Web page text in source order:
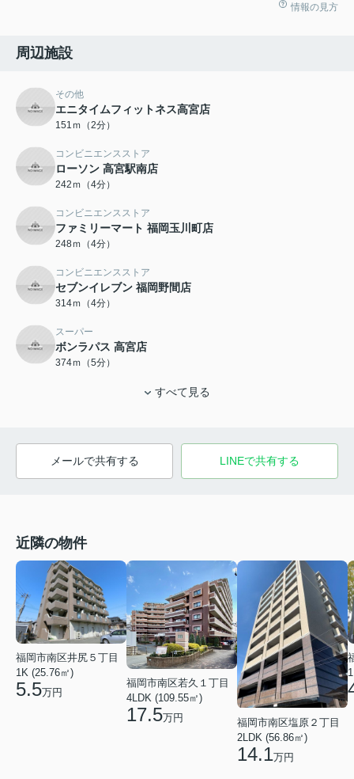
情報の見方
周辺施設
その他
エニタイムフィットネス高宮店
151ｍ（2分）
コンビニエンスストア
ローソン 高宮駅南店
242ｍ（4分）
コンビニエンスストア
ファミリーマート 福岡玉川町店
248ｍ（4分）
コンビニエンスストア
セブンイレブン 福岡野間店
314ｍ（4分）
スーパー
ボンラパス 高宮店
374ｍ（5分）
すべて見る
メールで共有する LINEで共有する
近隣の物件
福岡市南区井尻５丁目
1K (25.76㎡)
5.5万円
福岡市南区若久１丁目
4LDK (109.55㎡)
17.5万円
福岡市南区塩原２丁目
2LDK (56.86㎡)
14.1万円